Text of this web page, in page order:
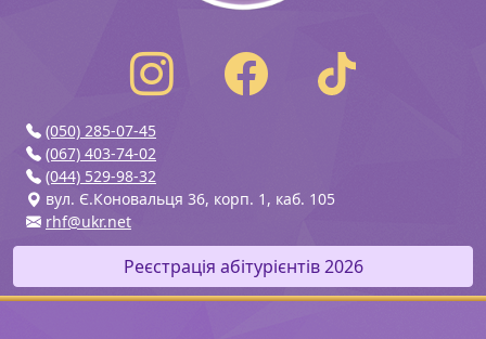
(050) 285-07-45
(067) 403-74-02
(044) 529-98-32
вул. Є.Коновальця 36, корп. 1, каб. 105
rhf@ukr.net
Реєстрація абітурієнтів 2026